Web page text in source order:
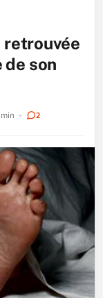
retrouvée
de son
2